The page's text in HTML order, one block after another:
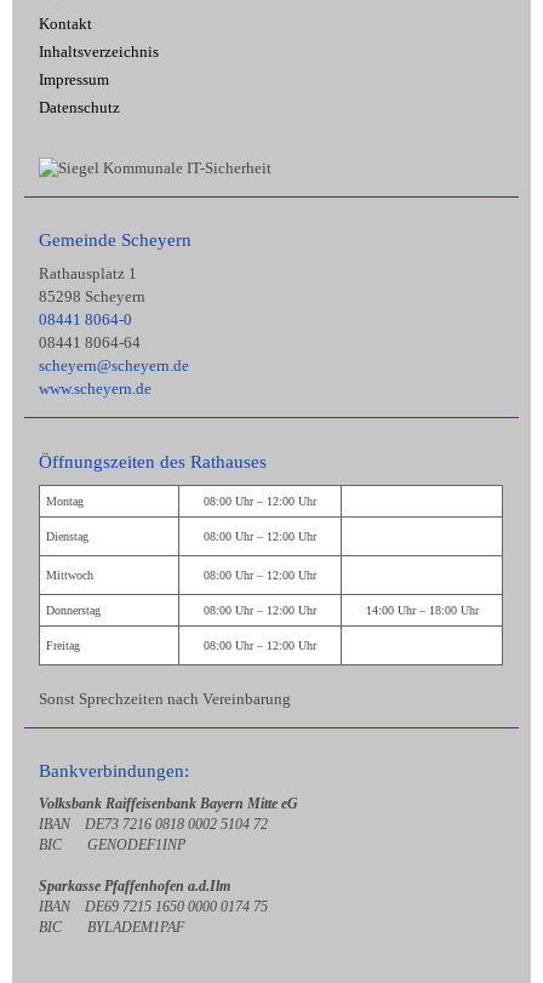
Kontakt
Inhaltsverzeichnis
Impressum
Datenschutz
Gemeinde Scheyern
Rathausplatz 1
85298 Scheyern
08441 8064-0
08441 8064-64
scheyern@scheyern.de
www.scheyern.de
Öffnungszeiten des Rathauses
Montag 08:00 Uhr – 12:00 Uhr
Dienstag 08:00 Uhr – 12:00 Uhr
Mittwoch 08:00 Uhr – 12:00 Uhr
Donnerstag 08:00 Uhr – 12:00 Uhr 14:00 Uhr – 18:00 Uhr
Freitag 08:00 Uhr – 12:00 Uhr
Sonst Sprechzeiten nach Vereinbarung
Bankverbindungen:
Volksbank Raiffeisenbank Bayern Mitte eG
IBAN DE73 7216 0818 0002 5104 72
BIC GENODEF1INP
Sparkasse Pfaffenhofen a.d.Ilm
IBAN DE69 7215 1650 0000 0174 75
BIC BYLADEM1PAF